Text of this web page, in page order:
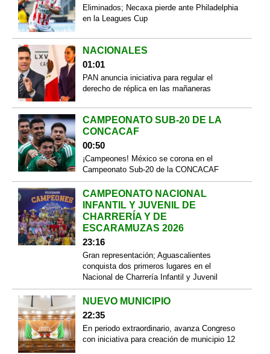
Eliminados; Necaxa pierde ante Philadelphia
en la Leagues Cup
NACIONALES
01:01
PAN anuncia iniciativa para regular el
derecho de réplica en las mañaneras
CAMPEONATO SUB-20 DE LA
CONCACAF
00:50
¡Campeones! México se corona en el
Campeonato Sub-20 de la CONCACAF
CAMPEONATO NACIONAL
INFANTIL Y JUVENIL DE
CHARRERÍA Y DE
ESCARAMUZAS 2026
23:16
Gran representación; Aguascalientes
conquista dos primeros lugares en el
Nacional de Charrería Infantil y Juvenil
NUEVO MUNICIPIO
22:35
En periodo extraordinario, avanza Congreso
con iniciativa para creación de municipio 12